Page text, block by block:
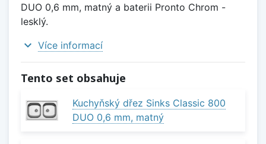
DUO 0,6 mm, matný a baterii Pronto Chrom -
lesklý.
expand_more Více informací
Tento set obsahuje
Kuchyňský dřez Sinks Classic 800
DUO 0,6 mm, matný